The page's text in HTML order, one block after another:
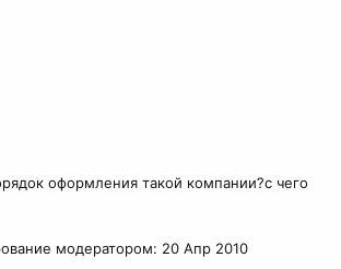
оформления такой компании?с чего
модератором: 20 Апр 2010